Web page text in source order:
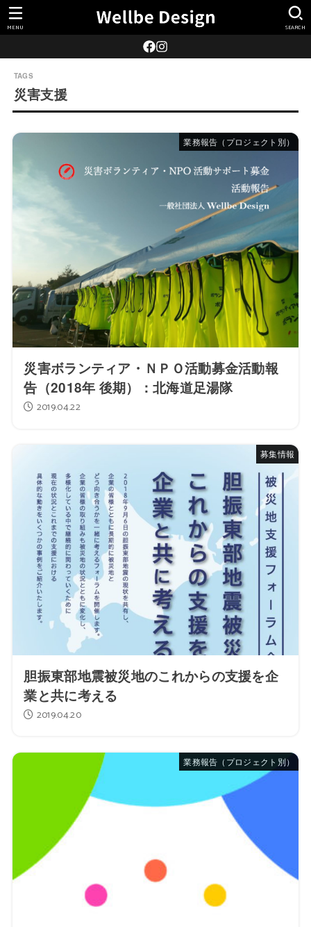
SEARCH
MENU
災害支援
業務報告（プロジェクト別）
災害ボランティア・ＮＰＯ活動募金活動報
告（2018年 後期）：北海道足湯隊
2019.04.22
募集情報
胆振東部地震被災地のこれからの支援を企
業と共に考える
2019.04.20
業務報告（プロジェクト別）